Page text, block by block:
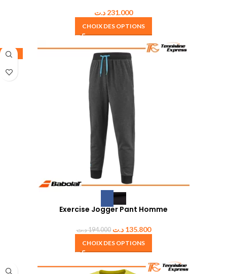
231.000 د.ت
CHOIX DES OPTIONS
-30%
Exercise Jogger Pant Homme
194.000د.ت 135.800 د.ت
CHOIX DES OPTIONS